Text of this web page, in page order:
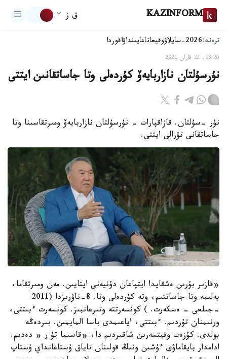
KAZINFORM ق ز
ترەند:2026-سايلاۋ وقيعاتاعايىنداۋاقوردا
13:26, 22 قازان 2021
نۇرسۇلتان نازاربايەۆ كۇردەلى وتا جاساتقانىن ايتتى
نۇر -سۇلتان. قازاقپارات - نۇرسۇلتان نازاربايەۆ ومىرتقاسىنا وتا
جاساتقانى تۋرالى ايتتى.
«قازىر بۇرىن ەشقايدا ايتپاعان دۇنيەنى ايتايىن. مەن ومىرتقاما،
بەلىمە وتا جاساتتىم، وتە كۇردەلى وتا. 8-ناۋرىزدا (2011
-جىلعى - ەسكەرت. ) كونسەرتتە وتىرعانبىز. كونسەرت ءبىتتى،
ورنىمنان تۇردىم. ءبىتتى، اياعىمدى باسا المايمىن. بىردەڭە
بولدى. كۇزەت وفيتسەرىن شاقىردىم دا، «قاسىما تۇ ر « دەدىم.
ادامدار بايقاماۋى ءۇشىن ونىڭ قولىنان تاياق ۇستاعانداي ۇستاپ